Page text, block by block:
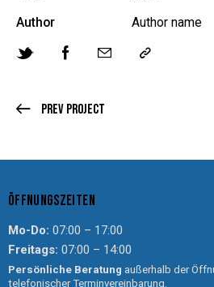
Author
Author name
Prev Project
ÖFFNUNGSZEITEN
Mo-Do: 07:00 – 17:00
Freitags: 07:00 – 14:00
Persönliche Beratung außerhalb der
telefonischer Terminvereinbarung.